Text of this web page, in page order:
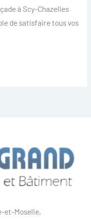
à Scy-Chazelles
de satisfaire tous vos
et-Moselle,